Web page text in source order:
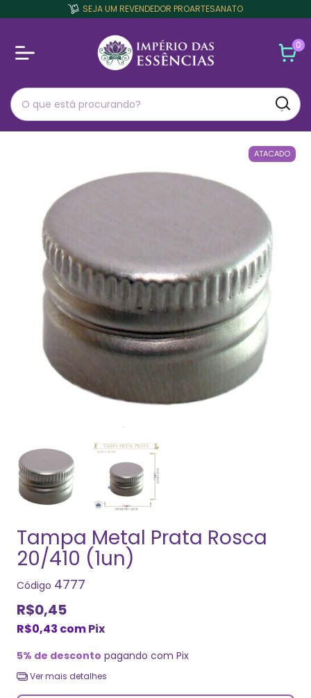
SEJA UM REVENDEDOR PROARTESANATO
0
ATACADO
Tampa Metal Prata Rosca
20/410 (1un)
Código 4777
R$0,45
R$0,43 comPix
5% de desconto pagando com Pix
Ver mais detalhes